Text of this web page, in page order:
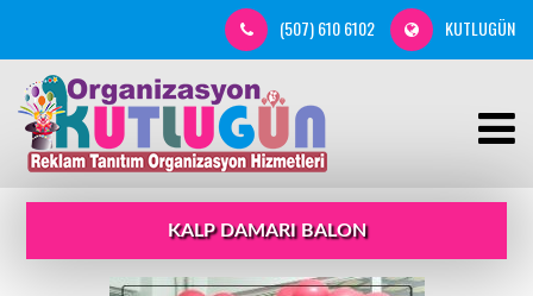
(507) 610 6102 KUTLUGÜN
KALP DAMARI BALON